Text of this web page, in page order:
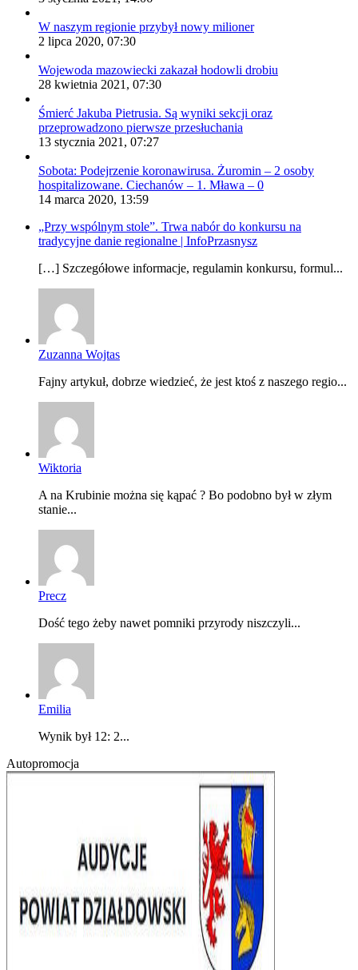
W naszym regionie przybył nowy milioner
2 lipca 2020, 07:30
Wojewoda mazowiecki zakazał hodowli drobiu
28 kwietnia 2021, 07:30
Śmierć Jakuba Pietrusia. Są wyniki sekcji oraz
przeprowadzono pierwsze przesłuchania
13 stycznia 2021, 07:27
Sobota: Podejrzenie koronawirusa. Żuromin – 2 osoby
hospitalizowane. Ciechanów – 1. Mława – 0
14 marca 2020, 13:59
„Przy wspólnym stole”. Trwa nabór do konkursu na
tradycyjne danie regionalne | InfoPrzasnysz
[…] Szczegółowe informacje, regulamin konkursu, formul...
Zuzanna Wojtas
Fajny artykuł, dobrze wiedzieć, że jest ktoś z naszego regio...
Wiktoria
A na Krubinie można się kąpać ? Bo podobno był w złym
stanie...
Precz
Dość tego żeby nawet pomniki przyrody niszczyli...
Emilia
Wynik był 12: 2...
Autopromocja